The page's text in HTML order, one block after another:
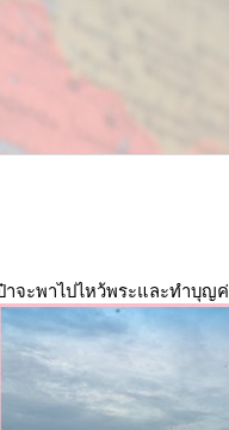
าจะพาไปไหว้พระและทำบุญ